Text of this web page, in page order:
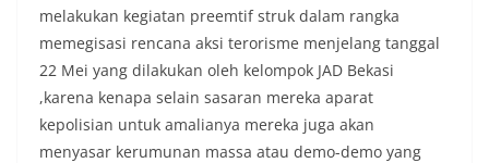
melakukan kegiatan preemtif struk dalam rangka
memegisasi rencana aksi terorisme menjelang tanggal
22 Mei yang dilakukan oleh kelompok JAD Bekasi
,karena kenapa selain sasaran mereka aparat
kepolisian untuk amalianya mereka juga akan
menyasar kerumunan massa atau demo-demo yang